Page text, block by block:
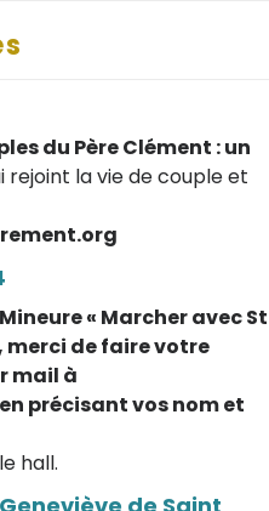
du Père Clément : un
rejoint la vie de couple et
« Marcher avec St
merci de faire votre
mail à
précisant vos nom et
hall.